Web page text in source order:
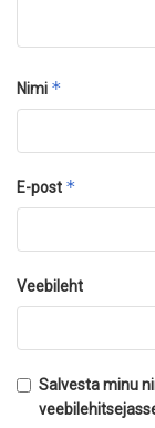
Nimi *
E-post *
Veebileht
Salvesta minu